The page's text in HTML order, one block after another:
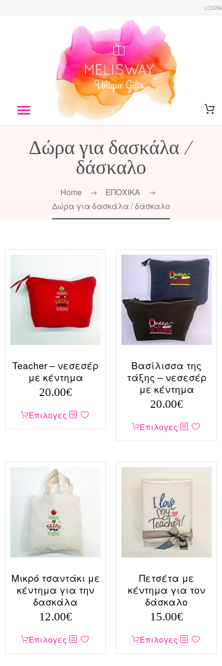
LOGIN
Δώρα για δασκάλα /
δάσκαλο
Home
ΕΠΟΧΙΚΑ
Δώρα για δασκάλα / δάσκαλο
Teacher – νεσεσέρ
με κέντημα
20.00€
Επιλογες
Αυτό
το
πολλαπλές
παραλλαγές.
Οι
μπορούν
να
επιλεγούν
στη
του
προϊόντος
Βασίλισσα της
τάξης – νεσεσέρ
με κέντημα
20.00€
Επιλογες
Αυτό
το
έχει
Οι
επιλογές
μπορούν
να
επιλεγούν
σελίδα
του
προϊόντος
Μικρό τσαντάκι με
κέντημα για την
δασκάλα
12.00€
Επιλογες
Αυτό
το
Πετσέτα με
κέντημα για τον
δάσκαλο
15.00€
Επιλογες
Αυτό
το